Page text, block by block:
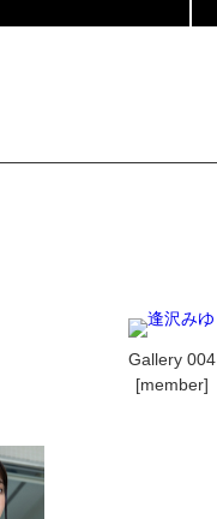
Gallery 004
[member]